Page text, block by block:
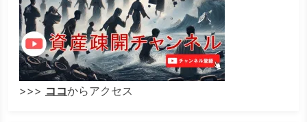
>>> ココからアクセス